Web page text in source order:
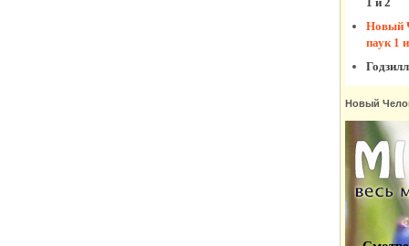
Новый
Фильм 2